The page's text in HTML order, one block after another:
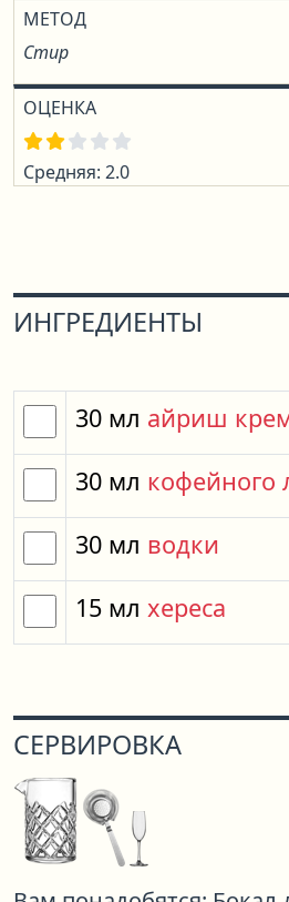
МЕТОД
Стир
ОЦЕНКА
Средняя: 2.0
ИНГРЕДИЕНТЫ
30 мл айриш
30 мл кофейного
30 мл водки
15 мл хереса
СЕРВИРОВКА